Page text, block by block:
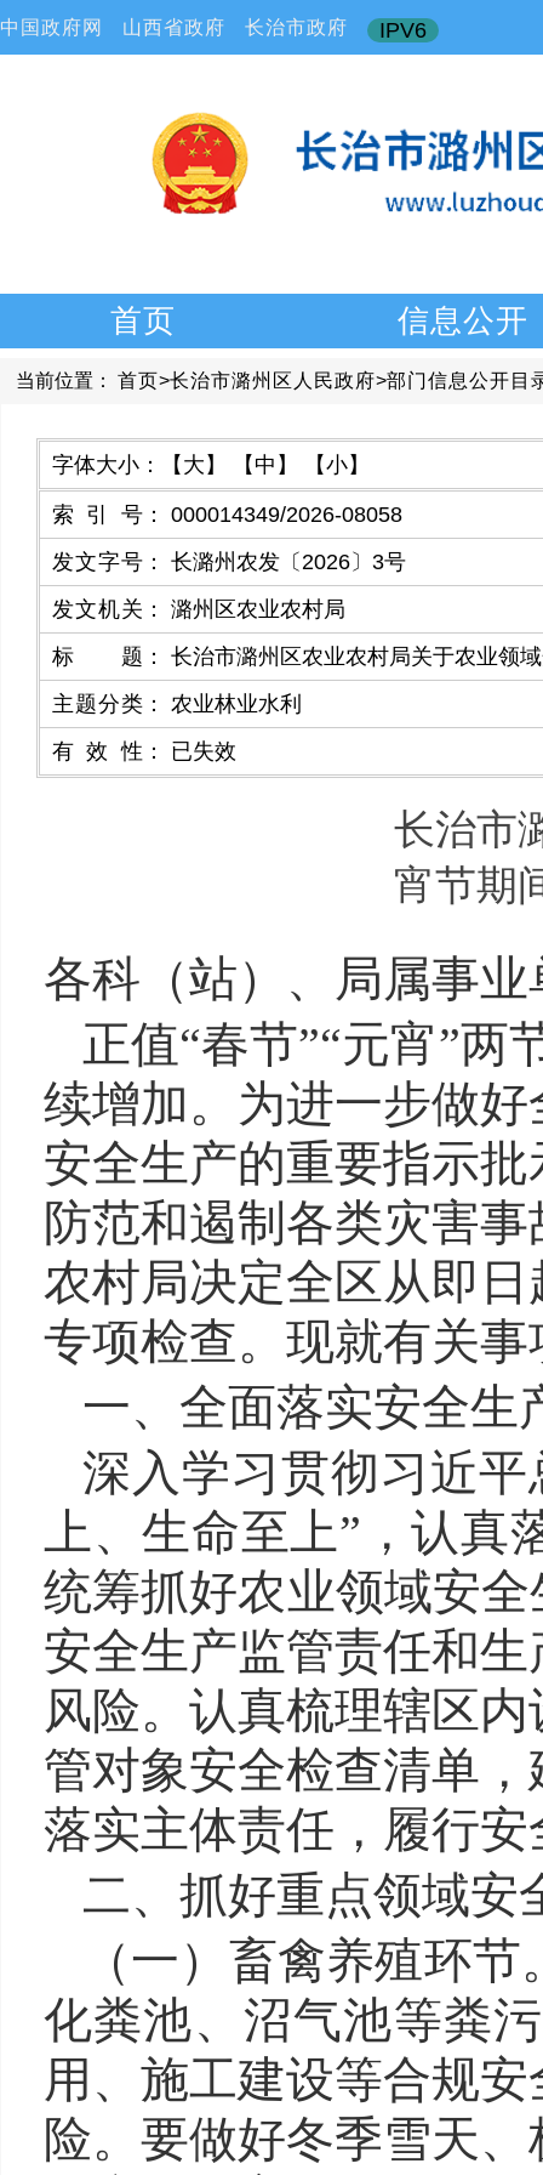
中国政府网 山西省政府 长治市政府 IPV6
首页 信息公开
当前位置： 首页>长治市潞州区人民政府>部门信息公开目
字体大小： 【大】 【中】 【小】
索引号 ：
000014349/2026-08058
发文字号 ：
长潞州农发〔2026〕3号
发文机关 ：
潞州区农业农村局
标题 ：
长治市潞州区农业农村局关于农业领
主题分类 ：
农业林业水利
有效性 ： 已失效
长治市
宵节期
各科（站）、局属事业
正值“春节”“元宵”
续增加。为进一步做
安全生产的重要指示
防范和遏制各类灾害
农村局决定全区从即
专项检查。现就有关
一、全面落实安全生
深入学习贯彻习近
上、生命至上”，认真
统筹抓好农业领域安
安全生产监管责任和
风险。认真梳理辖区
管对象安全检查清单
落实主体责任，履行
二、抓好重点领域安
（一）畜禽养殖环节
化粪池、沼气池等粪
用、施工建设等合规
险。要做好冬季雪天